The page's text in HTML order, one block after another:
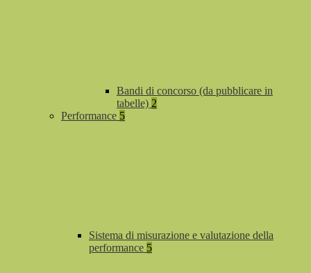
Bandi di concorso (da pubblicare in
tabelle) 2
Performance 5
Sistema di misurazione e valutazione della
performance 5